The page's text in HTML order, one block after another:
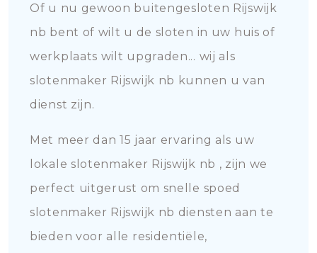
Of u nu gewoon buitengesloten Rijswijk
nb bent of wilt u de sloten in uw huis of
werkplaats wilt upgraden... wij als
slotenmaker Rijswijk nb kunnen u van
dienst zijn.
Met meer dan 15 jaar ervaring als uw
lokale slotenmaker Rijswijk nb , zijn we
perfect uitgerust om snelle spoed
slotenmaker Rijswijk nb diensten aan te
bieden voor alle residentiële,